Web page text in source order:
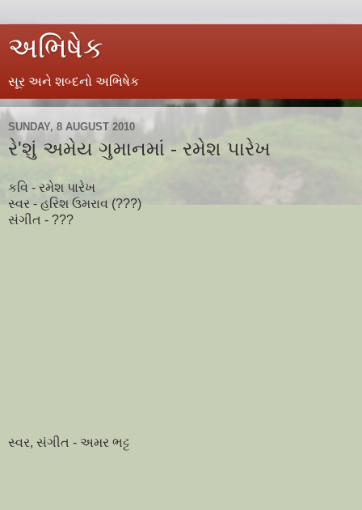
અભિષેક
સૂર અને શબ્દનો અભિષેક
SUNDAY, 8 AUGUST 2010
રે'શું અમેય ગુમાનમાં - રમેશ પારેખ
કવિ - રમેશ પારેખ
સ્વર - હરિશ ઉમરાવ (???)
સંગીત - ???
સ્વર, સંગીત - અમર ભટ્ટ